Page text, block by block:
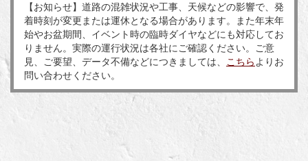
【お知らせ】道路の混雑状況や工事、天候などの影響で、発
着時刻が変更または運休となる場合があります。また年末年
始やお盆期間、イベント時の臨時ダイヤなどにも対応してお
りません。実際の運行状況は各社にご確認ください。ご意
見、ご要望、データ不備などにつきましては、
こちら よりお
問い合わせください。